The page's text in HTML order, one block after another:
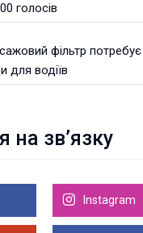
голосів
фільтр потребує
для водіїв
податків
на зв’язку
Instagram